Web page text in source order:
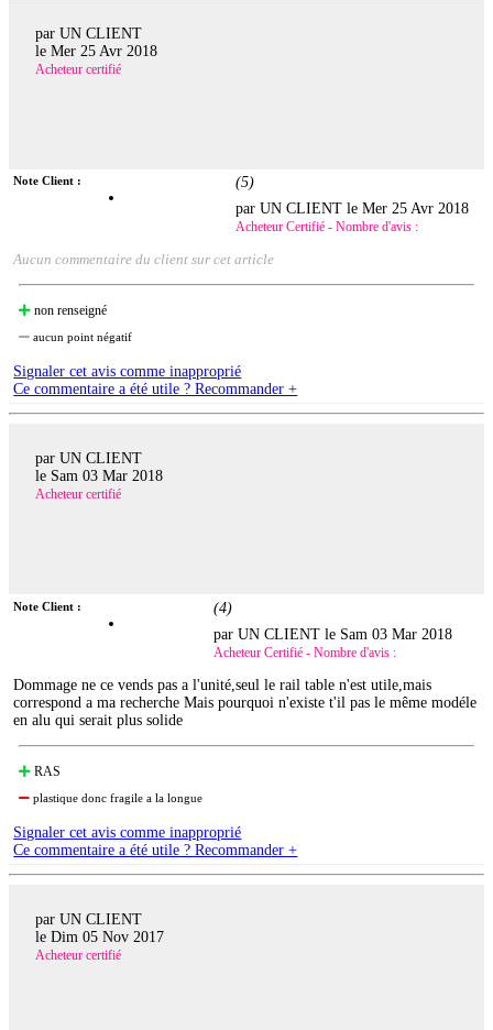
par UN CLIENT
le Mer 25 Avr 2018
Acheteur certifié
Note Client : (5)
par UN CLIENT leMer 25 Avr 2018
Acheteur Certifié - Nombre d'avis :
Aucun commentaire du client sur cet article
non renseigné
aucun point négatif
Signaler cet avis comme inapproprié
Ce commentaire a été utile ? Recommander +
par UN CLIENT
le Sam 03 Mar 2018
Acheteur certifié
Note Client : (4)
par UN CLIENT le Sam 03 Mar 2018
Acheteur Certifié - Nombre d'avis :
Dommage ne ce vends pas a l'unité,seul le rail table n'est utile,mais
correspond a ma recherche Mais pourquoi n'existe t'il pas le même modéle
en alu qui serait plus solide
RAS
plastique donc fragile a la longue
Signaler cet avis comme inapproprié
Ce commentaire a été utile ? Recommander +
par UN CLIENT
le Dim 05 Nov 2017
Acheteur certifié